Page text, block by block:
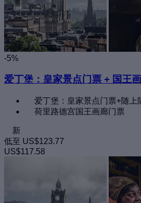
-5%
爱丁堡：皇家景点门票 + 国王
爱丁堡：皇家景点门票+随上
荷里路德宫国王画廊门票
新
低至 US$123.77
US$117.58